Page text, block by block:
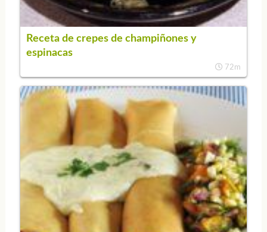
Receta de crepes de champiñones y
espinacas
72m